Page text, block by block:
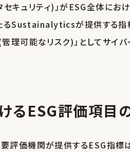
キュリティ)」がESG全体にお
るSustainalyticsが提供する
可能なリスク)」としてサイバ
るESG評価項目
評価機関が提供するESG指標